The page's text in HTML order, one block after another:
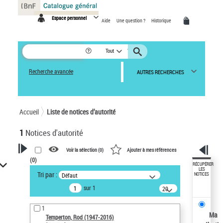
Espace personnel Aide Une question ? Historique
Tout
Recherche avancée AUTRES RECHERCHES
Accueil Liste de notices d’autorité
1 Notices d'autorité
VOTRE RECHERCHE
Recherche avancée dans les
notices d’autorité
Œuvres liées à l'auteur :
Temperton, Rod (1947-2016)
Voir la sélection (0) Ajouter à mes références
(0)
Tri par : Défaut
sur 1
20
résultats/page
1
Temperton, Rod (1947-2016)
RÉCUPÉRER
LES
NOTICES
Ma
Panneau de gestion des cookies